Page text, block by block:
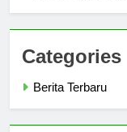
Categories
Berita Terbaru